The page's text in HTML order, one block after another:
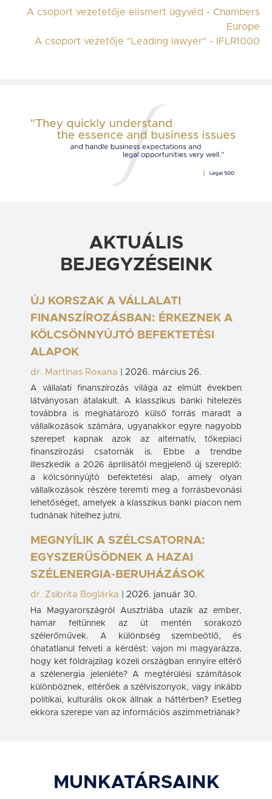
A csoport vezetetője elismert ügyvéd - Chambers
Europe
A csoport vezetője "Leading lawyer" - IFLR1000
AKTUÁLIS
BEJEGYZÉSEINK
ÚJ KORSZAK A VÁLLALATI
FINANSZÍROZÁSBAN: ÉRKEZNEK A
KÖLCSÖNNYÚJTÓ BEFEKTETÉSI
ALAPOK
dr. Martinas Roxana 2026. március 26.
A vállalati finanszírozás világa az elmúlt években
látványosan átalakult. A klasszikus banki hitelezés
továbbra is meghatározó külső forrás maradt a
vállalkozások számára, ugyanakkor egyre nagyobb
szerepet kapnak azok az alternatív, tőkepiaci
finanszírozási csatornák is. Ebbe a trendbe
illeszkedik a 2026 áprilisától megjelenő új szereplő:
a kölcsönnyújtó befektetési alap, amely olyan
vállalkozások részére teremti meg a forrásbevonási
lehetőséget, amelyek a klasszikus banki piacon nem
tudnának hitelhez jutni.
MEGNYÍLIK A SZÉLCSATORNA:
EGYSZERŰSÖDNEK A HAZAI
SZÉLENERGIA-BERUHÁZÁSOK
dr. Zsibrita Boglárka 2026. január 30.
Ha Magyarországról Ausztriába utazik az ember,
hamar feltűnnek az út mentén sorakozó
szélerőművek. A különbség szembeötlő, és
óhatatlanul felveti a kérdést: vajon mi magyarázza,
hogy két földrajzilag közeli országban ennyire eltérő
a szélenergia jelenléte? A megtérülési számítások
különböznek, eltérőek a szélviszonyok, vagy inkább
politikai, kulturális okok állnak a háttérben? Esetleg
ekkora szerepe van az információs aszimmetriának?
MUNKATÁRSAINK